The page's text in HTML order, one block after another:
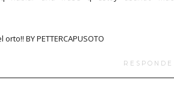
BY PETTERCAPUSOTO